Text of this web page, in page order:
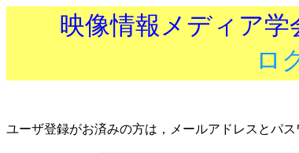
映像情報メディア
ロ
ユーザ登録がお済みの方は，メールアドレスとパス